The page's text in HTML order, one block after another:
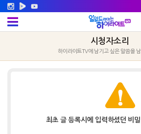
시청자소리
하이라이트TV에 남기고 싶은 말씀을
최초 글 등록시에 입력하셨던 비